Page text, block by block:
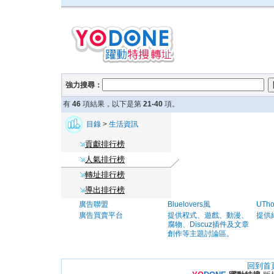
強力搜尋：
有 46 項結果，以下是第 21-40 項。
目錄 > 生活資訊
貢獻排行榜
人氣排行榜
轉址排行榜
導出排行榜
廣告聯盟
廣告買賣平台
Bluelovers風
提供程式、遊戲、動漫、
腐物、Discuz插件及文章
創作等主題討論區。
提供
回到首